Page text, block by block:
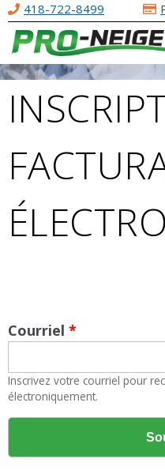
Aller au
contenu
418-722-8499
Courriel *
Inscrivez votre courriel pour
électroniquement.